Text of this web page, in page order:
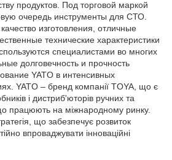
продуктов. Под торговой маркой
очередь инструменты для СТО.
изготовления, отличные
технические характеристики
специалистами во многих
долговечность и прочность
YATO в интенсивных
YATO – бренд компанії TOYA, що є
і дистриб'юторів ручних та
працюють на міжнародному ринку.
що забезпечує розвиток
впроваджувати інноваційні